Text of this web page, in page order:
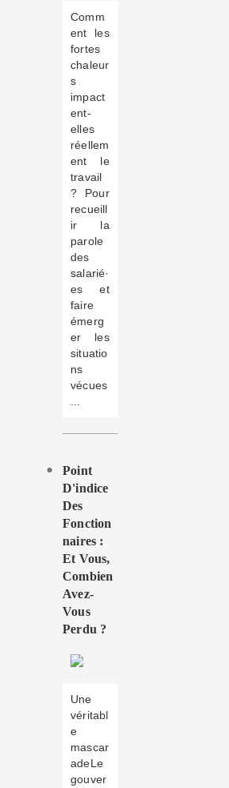
Comm
ent les
fortes
chaleur
s
impact
ent-
elles
réellem
ent le
travail
? Pour
recueill
ir la
parole
des
salarié·
es et
faire
émerg
er les
situatio
ns
vécues
Point
D'indice
Des
Fonction
Naires :
Et Vous,
Combien
Avez-
Vous
Perdu ?
Une
véritabl
e
mascar
adeLe
gouver